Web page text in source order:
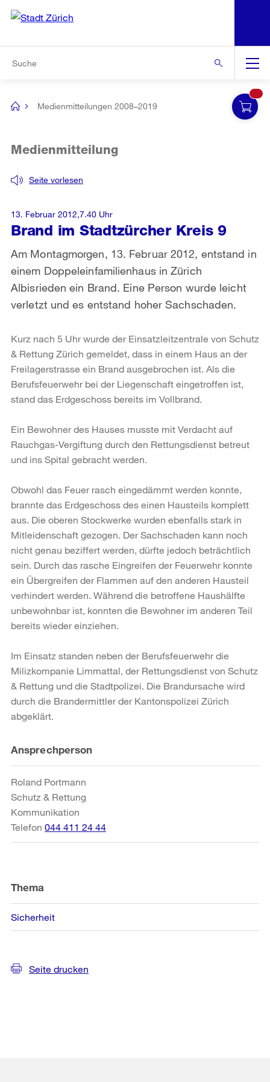
Navigation
[no
Medienmitteilungen 2008–2019
Brand im Stadtzürcher Kreis 9
Seite vorlesen
Medienmitteilung
Am Montagmorgen, 13. Februar 2012, entstand in
einem Doppeleinfamilienhaus in Zürich
Albisrieden ein Brand. Eine Person wurde leicht
verletzt und es entstand hoher Sachschaden.
13. Februar 2012,7.40 Uhr
Kurz nach 5 Uhr wurde der Einsatzleitzentrale von Schutz
& Rettung Zürich gemeldet, dass in einem Haus an der
Freilagerstrasse ein Brand ausgebrochen ist. Als die
Berufsfeuerwehr bei der Liegenschaft eingetroffen ist,
stand das Erdgeschoss bereits im Vollbrand.
Ein Bewohner des Hauses musste mit Verdacht auf
Rauchgas-Vergiftung durch den Rettungsdienst betreut
und ins Spital gebracht werden.
Obwohl das Feuer rasch eingedämmt werden konnte,
brannte das Erdgeschoss des einen Hausteils komplett
aus. Die oberen Stockwerke wurden ebenfalls stark in
Mitleidenschaft gezogen. Der Sachschaden kann noch
nicht genau beziffert werden, dürfte jedoch beträchtlich
sein. Durch das rasche Eingreifen der Feuerwehr konnte
ein Übergreifen der Flammen auf den anderen Hausteil
verhindert werden. Während die betroffene Haushälfte
unbewohnbar ist, konnten die Bewohner im anderen Teil
bereits wieder einziehen.
Im Einsatz standen neben der Berufsfeuerwehr die
Milizkompanie Limmattal, der Rettungsdienst von Schutz
& Rettung und die Stadtpolizei. Die Brandursache wird
durch die Brandermittler der Kantonspolizei Zürich
abgeklärt.
Weitere
Informationen
Ansprechperson
Roland Portmann
Schutz & Rettung
Kommunikation
Telefon 044 411 24 44
Thema
Sicherheit
Seite drucken